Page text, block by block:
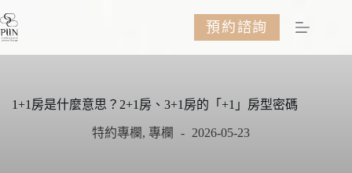
至
預約諮詢
1+1房是什麼意思？2+1房、3+1房的「+1」房型密碼
特約專欄, 專欄 2026-05-23